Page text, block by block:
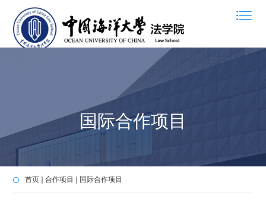
国际合作项目
首页 合作项目 国际合作项目